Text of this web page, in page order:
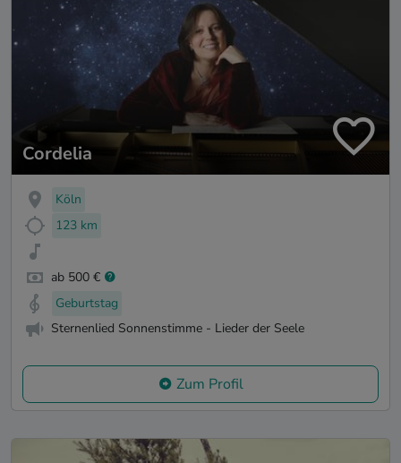
Cordelia
Köln
123 km
ab 500 €
Geburtstag
Sternenlied Sonnenstimme - Lieder der Seele
Zum Profil